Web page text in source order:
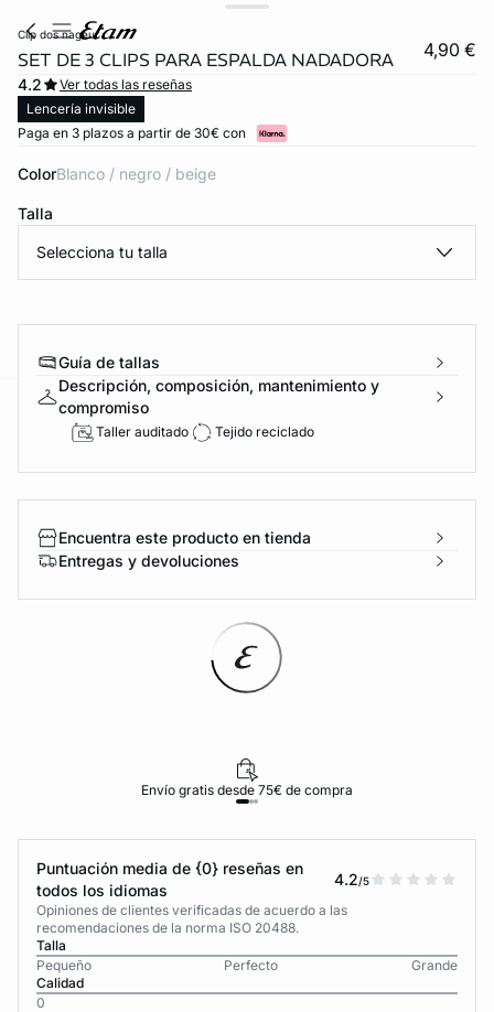
clip dos nageur
SET DE 3 CLIPS PARA ESPALDA NADADORA 4,90 €
4.2
Ver todas las reseñas
Lencería invisible
Paga en 3 plazos a partir de 30€ con
Color blanco / negro / beige
Talla
Selecciona tu talla
Guía de tallas
Descripción, composición, mantenimiento y
compromiso
Taller auditado Tejido reciclado
Encuentra este producto en tienda
Entregas y devoluciones
Envío gratis desde 75€ de compra
Puntuación media de {0} reseñas en
todos los idiomas
4.2/5
Opiniones de clientes verificadas de acuerdo a las
recomendaciones de la norma ISO 20488.
Talla
Pequeño
Perfecto
Grande
Calidad
0